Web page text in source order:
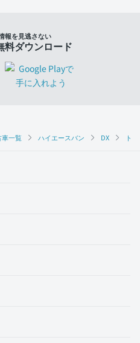
車一覧 ハイエースバン DX ト
報を見逃さない
料ダウンロード